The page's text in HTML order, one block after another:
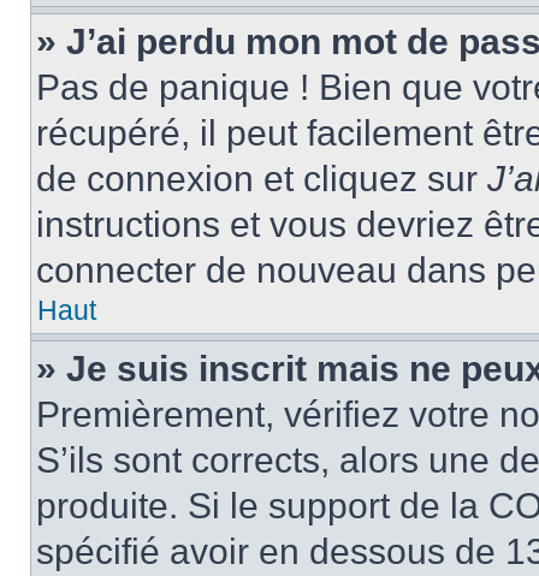
» J’ai perdu mon mot de
Pas de panique ! Bien que
récupéré, il peut facilement
de connexion et cliquez sur
instructions et vous devriez
connecter de nouveau dans
Haut
» Je suis inscrit mais ne
Premièrement, vérifiez votre
S’ils sont corrects, alors une
produite. Si le support de la
spécifié avoir en dessous de